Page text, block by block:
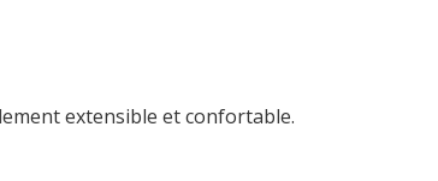
extensible et confortable.